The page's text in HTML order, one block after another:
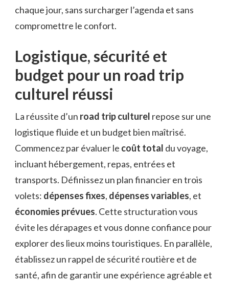
chaque jour, sans surcharger l’agenda et sans
compromettre le confort.
Logistique, sécurité et
budget pour un road trip
culturel réussi
La réussite d’un road trip culturel repose sur une
logistique fluide et un budget bien maîtrisé.
Commencez par évaluer le coût total du voyage,
incluant hébergement, repas, entrées et
transports. Définissez un plan financier en trois
volets: dépenses fixes, dépenses variables, et
économies prévues. Cette structuration vous
évite les dérapages et vous donne confiance pour
explorer des lieux moins touristiques. En parallèle,
établissez un rappel de sécurité routière et de
santé, afin de garantir une expérience agréable et